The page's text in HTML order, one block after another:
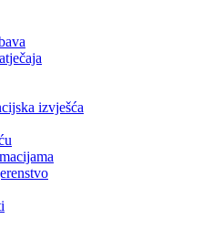
izvješća